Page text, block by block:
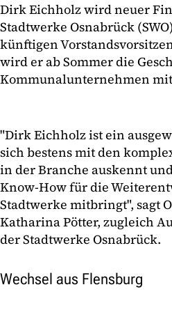
Dirk Eichholz wird neuer
Stadtwerke Osnabrück
künftigen
wird er ab Sommer die
Kommunalunternehmen
"Dirk Eichholz ist ein
sich bestens mit den
in der Branche auskennt
Know-How für die
Stadtwerke mitbringt", sagt
Katharina Pötter, zugleich
der Stadtwerke Osnabrück.
Wechsel aus Flensburg